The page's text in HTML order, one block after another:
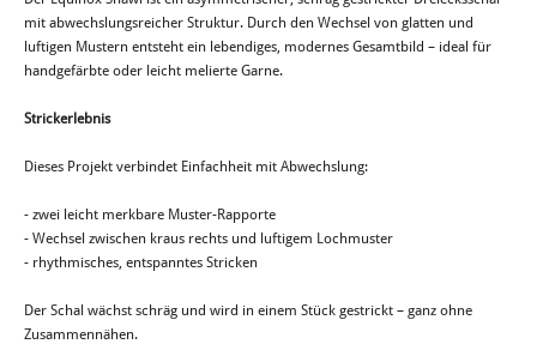
mit abwechslungsreicher Struktur. Durch den Wechsel von glatten und
luftigen Mustern entsteht ein lebendiges, modernes Gesamtbild – ideal für
handgefärbte oder leicht melierte Garne.
Strickerlebnis
Dieses Projekt verbindet Einfachheit mit Abwechslung:
- zwei leicht merkbare Muster-Rapporte
- Wechsel zwischen kraus rechts und luftigem Lochmuster
- rhythmisches, entspanntes Stricken
Der Schal wächst schräg und wird in einem Stück gestrickt – ganz ohne
Zusammennähen.